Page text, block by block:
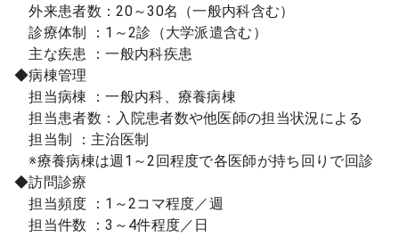
外来患者数：20～30名（一般内科含む）
診療体制 ：1～2診（大学派遣含む）
主な疾患 ：一般内科疾患
◆病棟管理
担当病棟 ：一般内科、療養病棟
担当患者数：入院患者数や他医師の担当状況による
担当制 ：主治医制
※療養病棟は週1～2回程度で各医師が持ち回りで回診
◆訪問診療
担当頻度 ：1～2コマ程度／週
担当件数 ：3～4件程度／日